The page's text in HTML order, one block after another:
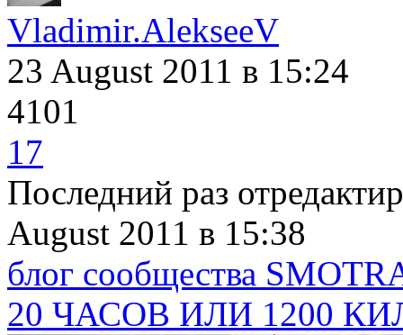
Vladimir.AlekseeV
23 August 2011 в 15:24
4101
17
Последний раз
August 2011 в 15:38
блог сообщества
20 ЧАСОВ ИЛИ 1200